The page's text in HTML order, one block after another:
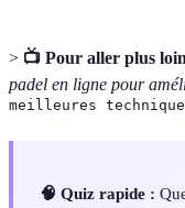
> 📺 Pour aller plus
padel en ligne pour
meilleures
🧠 Quiz rapide :